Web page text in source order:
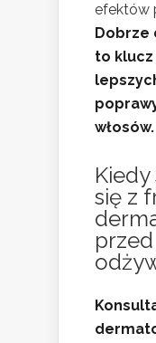
efektów
Dobrze
to
włosów.
się z